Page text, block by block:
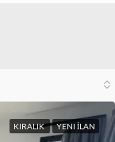
KIRALIK YENI İLAN